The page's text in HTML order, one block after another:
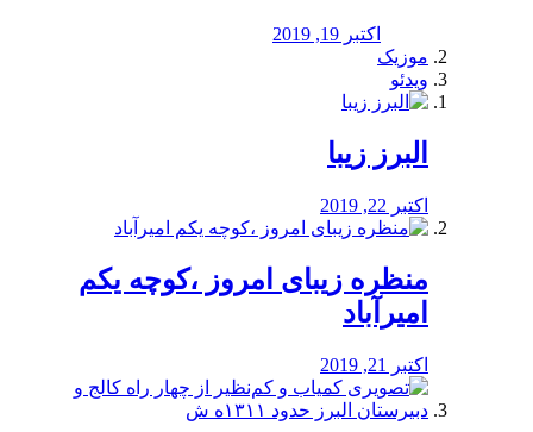
اکتبر 19, 2019
موزیک
ویدئو
البرز زیبا
اکتبر 22, 2019
منظره‌‌ زیبای امروز ،کوچه یکم
امیرآباد
اکتبر 21, 2019